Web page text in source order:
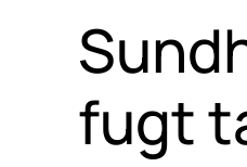
fugt